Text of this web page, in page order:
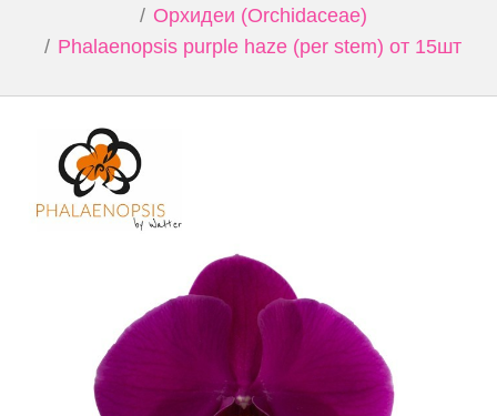
Орхидеи (Orchidaceae)
Phalaenopsis purple haze (per stem) от 15шт